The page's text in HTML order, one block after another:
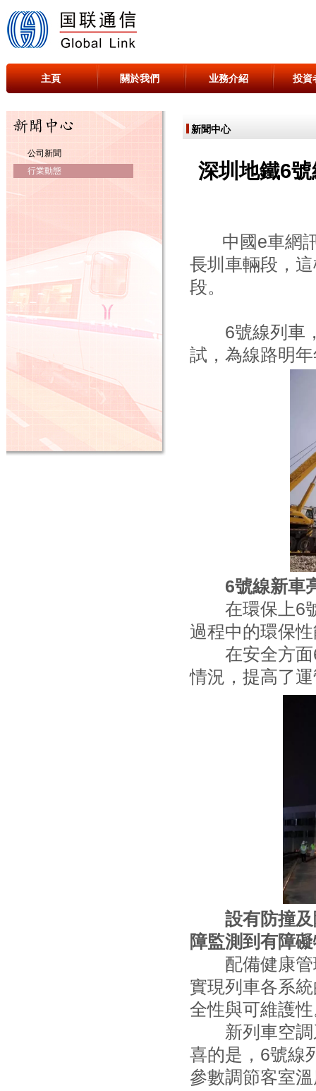
主頁 關於我們 业務介紹 投資
公司新聞
行業動態
新聞中心
深圳地鐵6
中國e車網訊
長圳車輛段，
段。
6號線列車，
試，為線路明
6號線新車
在環保上6號
過程中的環保
在安全方面6
情況，提高了
設有防撞及
障監測到有障
配備健康管
實現列車各系
全性與可維護
新列車空調
喜的是，6號線
參數調節客室